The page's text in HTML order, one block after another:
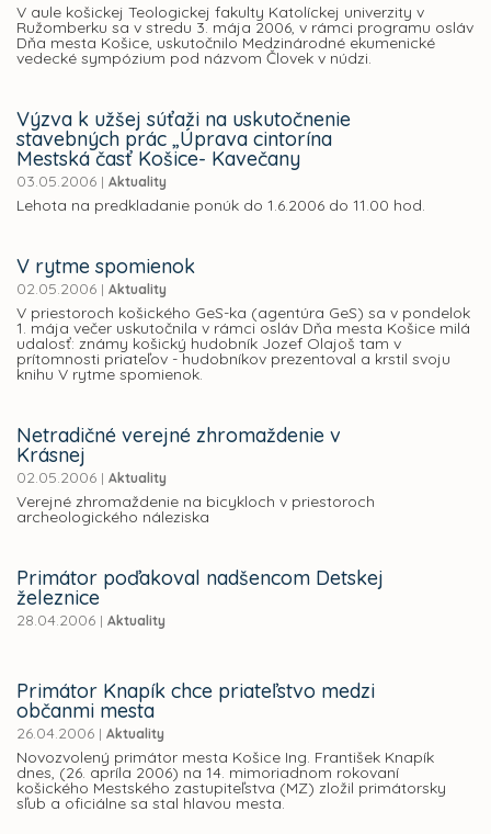
V aule košickej Teologickej fakulty Katolíckej univerzity v
Ružomberku sa v stredu 3. mája 2006, v rámci programu osláv
Dňa mesta Košice, uskutočnilo Medzinárodné ekumenické
vedecké sympózium pod názvom Človek v núdzi.
Výzva k užšej súťaži na uskutočnenie
stavebných prác „Úprava cintorína
Mestská časť Košice- Kavečany
03.05.2006 | Aktuality
Lehota na predkladanie ponúk do 1.6.2006 do 11.00 hod.
V rytme spomienok
02.05.2006 | Aktuality
V priestoroch košického GeS-ka (agentúra GeS) sa v pondelok
1. mája večer uskutočnila v rámci osláv Dňa mesta Košice milá
udalosť: známy košický hudobník Jozef Olajoš tam v
prítomnosti priateľov - hudobníkov prezentoval a krstil svoju
knihu V rytme spomienok.
Netradičné verejné zhromaždenie v
Krásnej
02.05.2006 | Aktuality
Verejné zhromaždenie na bicykloch v priestoroch
archeologického náleziska
Primátor poďakoval nadšencom Detskej
železnice
28.04.2006 | Aktuality
Primátor Knapík chce priateľstvo medzi
občanmi mesta
26.04.2006 | Aktuality
Novozvolený primátor mesta Košice Ing. František Knapík
dnes, (26. apríla 2006) na 14. mimoriadnom rokovaní
košického Mestského zastupiteľstva (MZ) zložil primátorsky
sľub a oficiálne sa stal hlavou mesta.